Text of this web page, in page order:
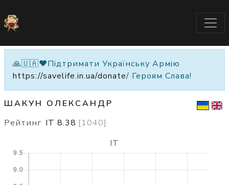
🙏🇺🇦❤️Підтримати Українську Армію
https://savelife.in.ua/donate/ Героям Слава!
ШАКУН ОЛЕКСАНДР
Рейтинг IT 8.38 [1040]
IT